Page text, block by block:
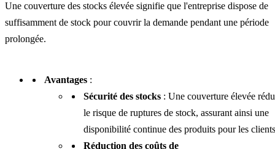
Une couverture des stocks élevée signifie que l'entreprise dispose de
suffisamment de stock pour couvrir la demande pendant une période
prolongée.
Avantages :
Sécurité des stocks : Une couverture élevée
le risque de ruptures de stock, assurant ainsi une
disponibilité continue des produits pour les
Réduction des coûts de